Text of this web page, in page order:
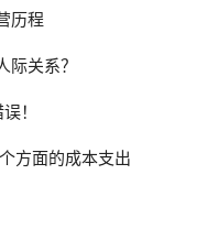
历程
际关系？
！
方面的成本支出